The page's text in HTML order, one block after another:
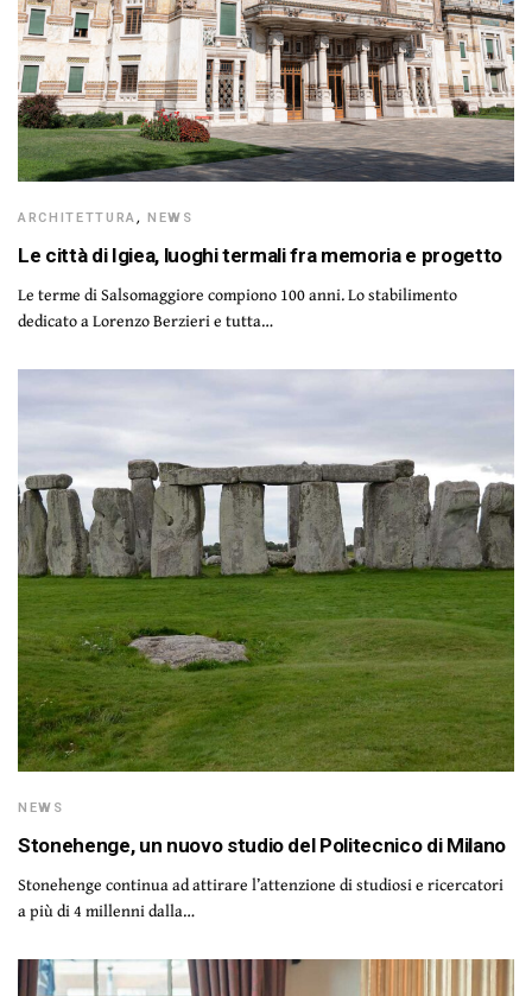
ARCHITETTURA,NEWS
Le città di Igiea, luoghi termali fra memoria e progetto
Le terme di Salsomaggiore compiono 100 anni. Lo stabilimento
dedicato a Lorenzo Berzieri e tutta…
NEWS
Stonehenge, un nuovo studio del Politecnico di Milano
Stonehenge continua ad attirare l’attenzione di studiosi e ricercatori
a più di 4 millenni dalla…